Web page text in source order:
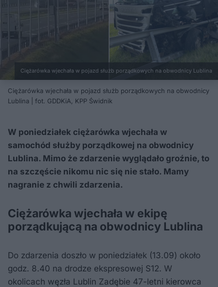
Ciężarówka wjechała w pojazd służb porządkowych na obwodnicy Lublina
Ciężarówka wjechała w pojazd służb porządkowych na obwodnicy
Lublina | fot. GDDKiA, KPP Świdnik
W poniedziałek ciężarówka wjechała w
samochód służby porządkowej na obwodnicy
Lublina. Mimo że zdarzenie wyglądało groźnie, to
na szczęście nikomu nic się nie stało. Mamy
nagranie z chwili zdarzenia.
Ciężarówka wjechała w ekipę
porządkującą na obwodnicy Lublina
Do zdarzenia doszło w poniedziałek (13.09) około
godz. 8.40 na drodze ekspresowej S12. W
okolicach węzła Lublin Zadębie 47-letni kierowca